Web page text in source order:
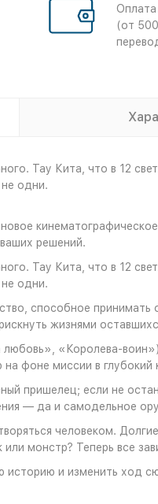
Оплата
(от
Тау Кита, что в 12
не одни.
решений.
Тау Кита, что в 12
не одни.
способное
жизнями
«Королева-
фоне миссии в глубокий
пришелец; если не
— да и самодельное
человеком.
монстр? Теперь все
историю и изменить ход